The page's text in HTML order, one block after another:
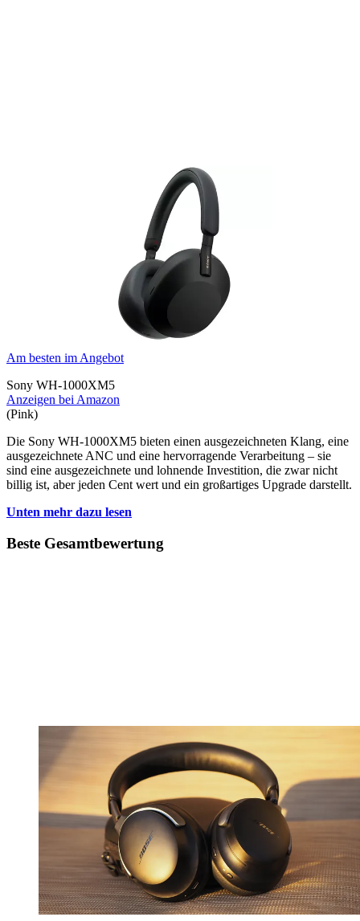
Am besten im Angebot
Sony WH-1000XM5
Anzeigen bei Amazon
(Pink)
Die Sony WH-1000XM5 bieten einen ausgezeichneten Klang, eine
ausgezeichnete ANC und eine hervorragende Verarbeitung – sie
sind eine ausgezeichnete und lohnende Investition, die zwar nicht
billig ist, aber jeden Cent wert und ein großartiges Upgrade darstellt.
Unten mehr dazu lesen
Beste Gesamtbewertung